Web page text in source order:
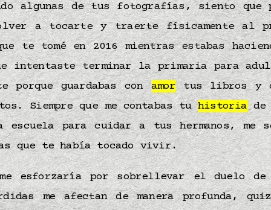
algunas de tus fotografías, siento que
volver a tocarte y traerte físicamente al
te tomé en 2016 mientras estabas
intentaste terminar la primaria para
porque guardabas conamortus libros y
Siempre que me contabas tuhistoriade
escuela para cuidar a tus hermanos, me
que te había tocado vivir.
esforzaría por sobrellevar el duelo de
me afectan de manera profunda,